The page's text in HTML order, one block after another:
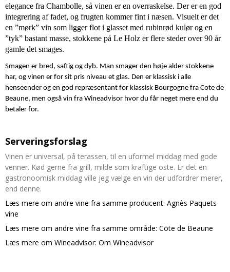
elegance fra Chambolle, så vinen er en overraskelse. Der er en god
integrering af fadet, og frugten kommer fint i næsen. Visuelt er det
en ”mørk” vin som ligger flot i glasset med rubinrød kulør og en
”tyk” bastant masse, stokkene på Le Holz er flere steder over 90 år
gamle det smages.
Smagen er bred, saftig og dyb. Man smager den høje alder stokkene
har, og vinen er for sit pris niveau et glas. Den er klassisk i alle
henseender og en god repræsentant for klassisk Bourgogne fra Cote de
Beaune, men også vin fra Wineadvisor hvor du får neget mere end du
betaler for.
Serveringsforslag
Vinen er universal, på terassen, til en uformel middag med gode
venner. Kød gerne fra grill, milde som kraftige oste. Er det en
gastronoomisk middag ville jeg vælge en vin der udfordrer merer,
end denne.
Læs mere om andre vine fra samme producent: Agnès Paquets
vine
Læs mere om andre vine fra samme område: Cöte de Beaune
Læs mere om Wineadvisor: Om Wineadvisor